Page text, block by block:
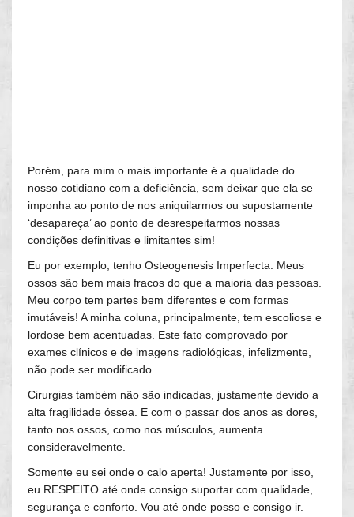
Porém, para mim o mais importante é a qualidade do
nosso cotidiano com a deficiência, sem deixar que ela se
imponha ao ponto de nos aniquilarmos ou supostamente
‘desapareça’ ao ponto de desrespeitarmos nossas
condições definitivas e limitantes sim!
Eu por exemplo, tenho Osteogenesis Imperfecta. Meus
ossos são bem mais fracos do que a maioria das pessoas.
Meu corpo tem partes bem diferentes e com formas
imutáveis! A minha coluna, principalmente, tem escoliose e
lordose bem acentuadas. Este fato comprovado por
exames clínicos e de imagens radiológicas, infelizmente,
não pode ser modificado.
Cirurgias também não são indicadas, justamente devido a
alta fragilidade óssea. E com o passar dos anos as dores,
tanto nos ossos, como nos músculos, aumenta
consideravelmente.
Somente eu sei onde o calo aperta! Justamente por isso,
eu RESPEITO até onde consigo suportar com qualidade,
segurança e conforto. Vou até onde posso e consigo ir.